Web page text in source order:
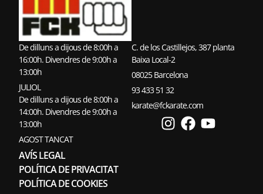
De dilluns a dijous de 8:00h a
16:00h. Divendres de 9:00h a
13:00h
JULIOL
De dilluns a dijous de 8:00h a
14:00h. Divendres de 9:00h a
13:00h
AGOST TANCAT
AVÍS LEGAL
POLÍTICA DE PRIVACITAT
POLÍTICA DE COOKIES
C. de los Castillejos, 387 planta
Baixa Local-2
08025 Barcelona
93 433 51 32
karate@fckarate.com